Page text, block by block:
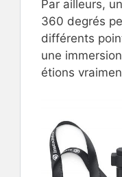
Par ailleurs,
360 degrés
différents
une
étions